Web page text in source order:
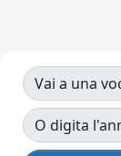
Vai a una
O digita